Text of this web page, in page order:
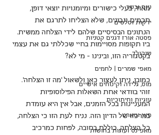
עוף ובשר
ירקות וסלטים
פסטה אורז דגנים קטניות
שוקולד
מאפי שמרים | לחמים
מוס, גלידה וקינוחים אישיים
עוגיות וחיתוכיות
פאי וטארט
מאפינס ועוגות בחושות
מאוד, בעלי כישורים ומיומנויות יוצאי דופן,
חכמים ונבונים, שלא הצליחו לתרגם את
הנתונים הבסיסיים שלהם לידי הצלחה ממשית.
ביו תקופות מסויימות בחיי שכללתי גם את עצמי
בקטגוריה הזו, ובינינו - מי לא?
כמובן, ניתן לעצור כאן ולשאול 'מה זו הצלחה'.
זוהי בוודאי אחת השאלות הפילוסופיות
המעניינות בכל הזמנים, אבל אין היא עומדת
במרכזו של הדיון הזה. נניח לעת הזו כי הצלחה,
כל הצלחה, כוללת בחובה, לפחות כמרכיב